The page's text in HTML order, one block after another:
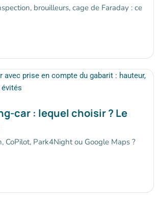
brouilleurs, cage de Faraday : ce
car : lequel choisir ? Le
CoPilot, Park4Night ou Google Maps ?